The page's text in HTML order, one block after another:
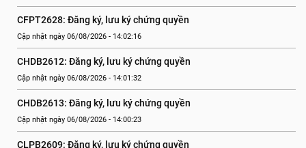
CFPT2628: Đăng ký, lưu ký chứng quyền
Cập nhật ngày 06/08/2026 - 14:02:16
CHDB2612: Đăng ký, lưu ký chứng quyền
Cập nhật ngày 06/08/2026 - 14:01:32
CHDB2613: Đăng ký, lưu ký chứng quyền
Cập nhật ngày 06/08/2026 - 14:00:23
CLPB2609: Đăng ký, lưu ký chứng quyền